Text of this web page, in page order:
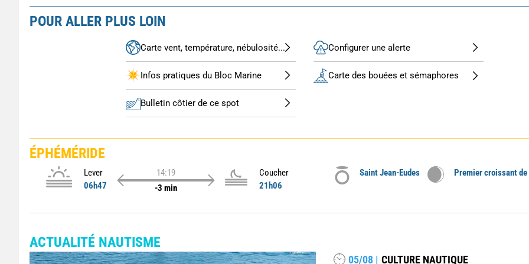
POUR ALLER PLUS LOIN
Carte vent, température, nébulosité...
Infos pratiques du Bloc Marine
Bulletin côtier de ce spot
Configurer une alerte
Carte des bouées et sémaphores
ÉPHÉMÉRIDE
Lever
06h47
14:19
-3 min
Coucher
21h06
Saint Jean-Eudes Premier croissant de
ACTUALITÉ NAUTISME
05/08 | CULTURE NAUTIQUE